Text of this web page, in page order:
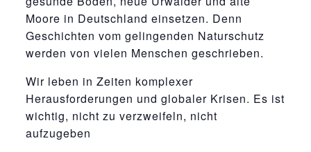
Moore in Deutschland einsetzen. Denn
Geschichten vom gelingenden Naturschutz
werden von vielen Menschen geschrieben.
Wir leben in Zeiten komplexer
Herausforderungen und globaler Krisen. Es ist
wichtig, nicht zu verzweifeln, nicht
aufzugeben